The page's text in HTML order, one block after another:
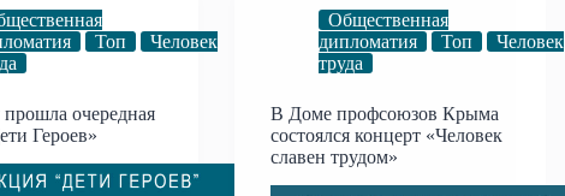
Топ
Человек
очередная
Героев»
Общественная
дипломатия
Топ
Человек
труда
В Доме профсоюзов Крыма
состоялся концерт «Человек
славен трудом»